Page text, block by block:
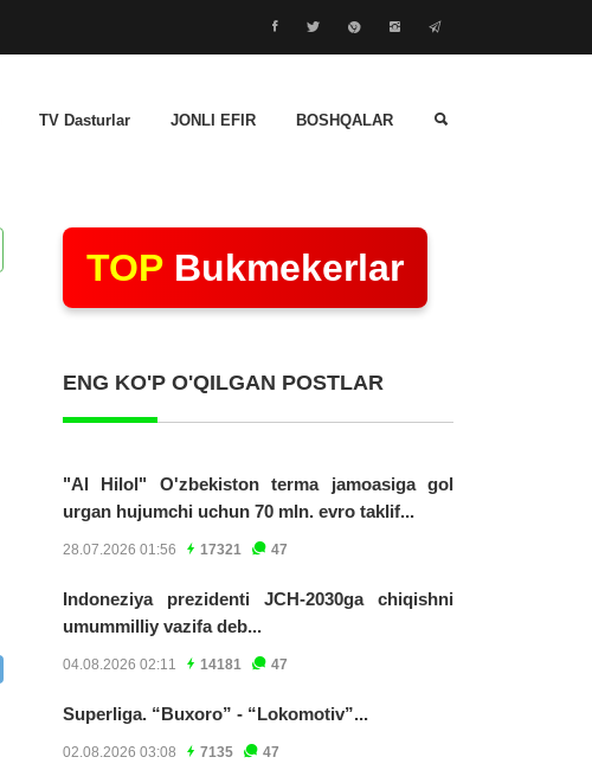
TV Dasturlar JONLI EFIR BOSHQALAR
TOP Bukmekerlar
ENG KO'P O'QILGAN POSTLAR
"Al Hilol" O'zbekiston terma jamoasiga gol
urgan hujumchi uchun 70 mln. evro taklif...
28.07.2026 01:56 17321 47
Indoneziya prezidenti JCH-2030ga chiqishni
umummilliy vazifa deb...
04.08.2026 02:11 14181 47
Superliga. “Buxoro” - “Lokomotiv”...
02.08.2026 03:08 7135 47